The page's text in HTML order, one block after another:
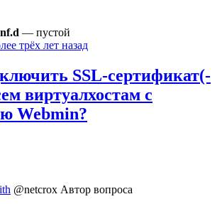
— пустой
трёх лет назад
SSL-сертификат(-
виртуалхостам с
Webmin?
@netcrox Автор вопроса